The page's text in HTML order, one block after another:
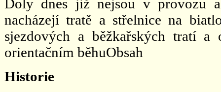
Doly dnes již nejsou v provozu
nacházejí tratě a střelnice na
sjezdových a běžkařských tratí
orientačním běhuObsah
Historie